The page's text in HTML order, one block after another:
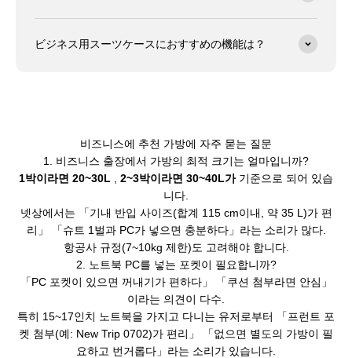
ビジネス用スーツケースにおすすめの機能は？
비즈니스에 추천 가방에 자주 묻는 질문
1. 비즈니스 출장에서 가방의 최적 크기는 얼마입니까?
1박이라면 20~30L
2~3박이라면 30~40L가기준으로 되어 있습
니다.
넷상에서는 「기내 반입 사이즈(합계 115 cm이내, 약 35 L)가 편
리」 「슈트 1벌과 PC가 넣으면 충분하다」라는 소리가 많다.
항공사 규정(7~10kg 제한)도 고려해야 합니다.
2. 노트북 PC를 넣는 포켓이 필요합니까?
「PC 포켓이 있으면 꺼내기가 편하다」 「쿠션 첨부라면 안심」
이라는 의견이 다수.
특히 15~17인치 노트북을 가지고 다니는 유저로부터 「프런트 포
켓 첨부(예: New Trip 0702)가 편리」 「없으면 별도의 가방이 필
요하고 번거롭다」라는 소리가 있습니다.